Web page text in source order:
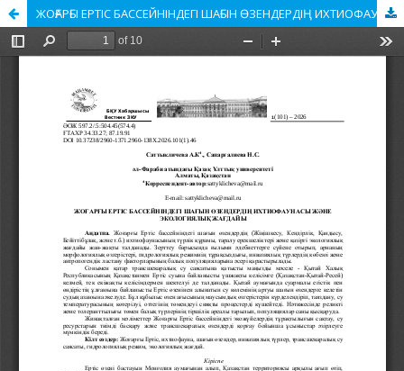
ЖОҒАРҒЫ ЕРТІС БАССЕЙНІНДЕГІ ШАҒЫН ӨЗЕНДЕРДІҢ ИХТИОФАУНАСЫ ЖӘНЕ ЭКОЛОГИЯЛЫҚ ЖАҒДАЙЫ